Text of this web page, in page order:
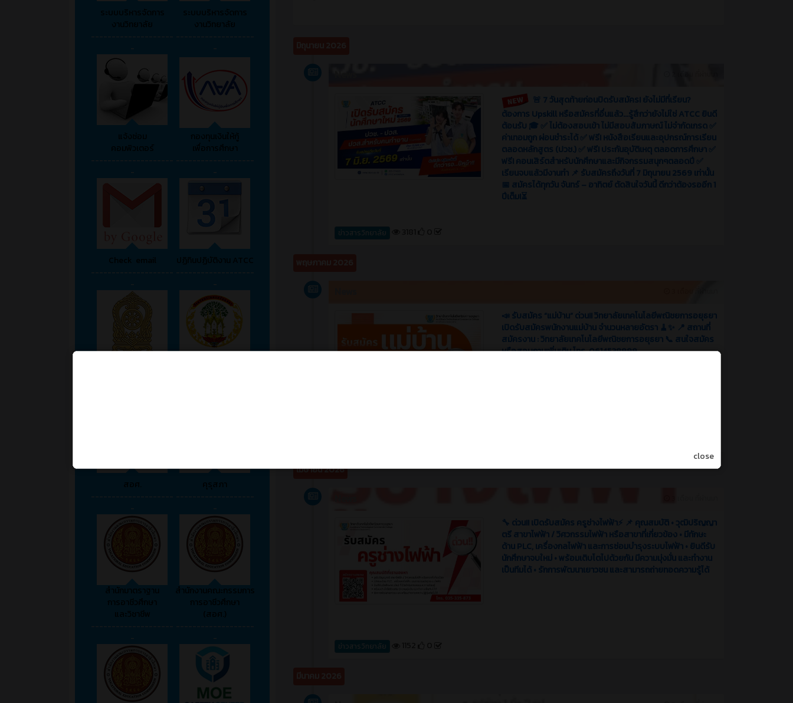
ระบบบริหารจัดการ
งานวิทยาลัย
ระบบบริหารจัดการ
งานวิทยาลัย
--------------------
-
-------------------
-
แจ้งซ่อม
คอมพิวเตอร์
กองทุนเงินให้กู้
เพื่อการศึกษา
--------------------
-
-------------------
-
Check email
ปฏิทินปฏิบัติงาน ATCC
--------------------
-
-------------------
-
สอศ.
คุรุสภา
--------------------
-
-------------------
-
สำนักมาตราฐาน
การอาชีวศึกษา
และวิชาชีพ
สำนักงานคณะกรรมการ
การอาชีวศึกษา
(สอศ.)
--------------------
-
-------------------
-
🚨 7 วันสุดท้ายก่อนปิดรับสมัคร! ยังไม่มีที่เรียน?
ต้องการ Upskill หรือสมัครที่อื่นแล้ว...รู้สึกว่ายังไม่ใช่ ATCC ยินดี
ต้อนรับ 🎓 ✅ ไม่ต้องสอบเข้า ไม่มีสอบสัมภาษณ์ ไม่จำกัดเกรด ✅
ค่าเทอมถูก ผ่อนชำระได้ ✅ ฟรี! หนังสือเรียนและอุปกรณ์การเรียน
ตลอดหลักสูตร (ปวช.) ✅ ฟรี! ประกันอุบัติเหตุ ตลอดการศึกษา ✅
ฟรี! คอนเสิร์ตสำหรับนักศึกษาและมีกิจกรรมสนุกๆตลอดปี ✅
เรียนจบแล้วมีงานทำ 📌 รับสมัครถึงวันที่ 7 มิถุนายน 2569 เท่านั้น
📅 สมัครได้ทุกวัน จันทร์ – อาทิตย์ ตัดสินใจวันนี้ ดีกว่าต้องรออีก 1
ปีเต็ม!⏳
ข่าวสารวิทยาลัย
📣 รับสมัคร “แม่บ้าน” ด่วน!! วิทยาลัยเทคโนโลยีพณิชยการอยุธยา
เปิดรับสมัครพนักงานแม่บ้าน จำนวนหลายอัตรา 🧹✨ 📍 สถานที่
สมัครงาน : วิทยาลัยเทคโนโลยีพณิชยการอยุธยา 📞 สนใจสมัคร
หรือสอบถามเพิ่มเติม โทร. 0614538999
เมษายน 2026
🔧 ด่วน!! เปิดรับสมัคร ครูช่างไฟฟ้า⚡️ 📌 คุณสมบัติ • วุฒิปริญญา
ตรี สาขาไฟฟ้า / วิศวกรรมไฟฟ้า หรือสาขาที่เกี่ยวข้อง • มีทักษะ
ด้าน PLC, เครื่องกลไฟฟ้า และการซ่อมบำรุงระบบไฟฟ้า • ยินดีรับ
นักศึกษาจบใหม่ • พร้อมเติบโตไปด้วยกัน มีความมุ่งมั่น และทำงาน
เป็นทีมได้ • รักการพัฒนาเยาวชน และสามารถถ่ายทอดความรู้ได้
ข่าวสารวิทยาลัย
close